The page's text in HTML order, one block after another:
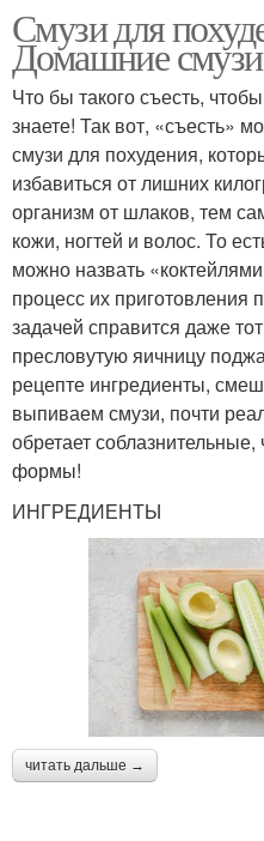
Смузи для
Домашние
Что бы такого съесть,
знаете! Так вот, «съесть»
смузи для похудения,
избавиться от лишних
организм от шлаков, тем
кожи, ногтей и волос. То
можно назвать
процесс их приготовления
задачей справится даже
пресловутую яичницу
рецепте ингредиенты,
выпиваем смузи, почти
обретает
формы!
ИНГРЕДИЕНТЫ
читать дальше →